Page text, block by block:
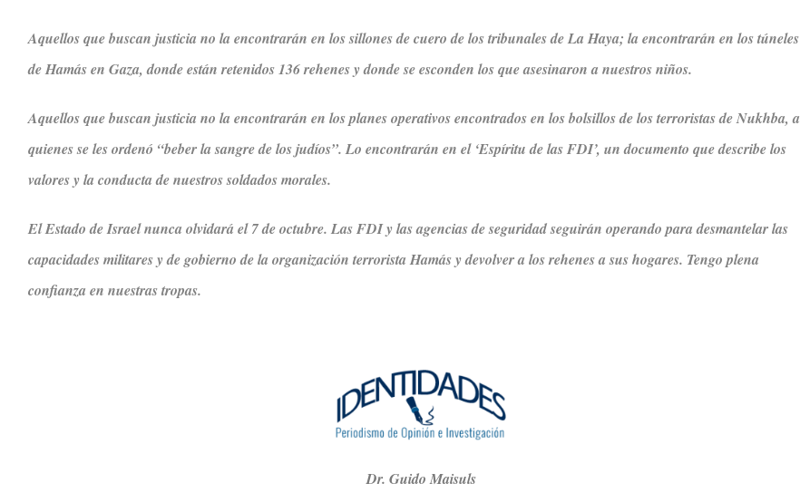
Aquellos que buscan justicia no la encontrarán en los sillones de cuero de los tribunales de La Haya; la encontrarán en los túneles
de Hamás en Gaza, donde están retenidos 136 rehenes y donde se esconden los que asesinaron a nuestros niños.
Aquellos que buscan justicia no la encontrarán en los planes operativos encontrados en los bolsillos de los terroristas de Nukhba, a
quienes se les ordenó “beber la sangre de los judíos”. Lo encontrarán en el ‘Espíritu de las FDI’, un documento que describe los
valores y la conducta de nuestros soldados morales.
El Estado de Israel nunca olvidará el 7 de octubre. Las FDI y las agencias de seguridad seguirán operando para desmantelar las
capacidades militares y de gobierno de la organización terrorista Hamás y devolver a los rehenes a sus hogares. Tengo plena
confianza en nuestras tropas.
Dr. Guido Maisuls